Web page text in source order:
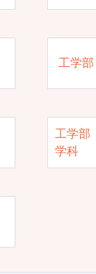
工学
工学部
学科